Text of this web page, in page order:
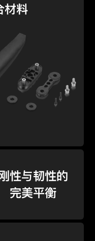
材料
性与韧性的
完美平衡